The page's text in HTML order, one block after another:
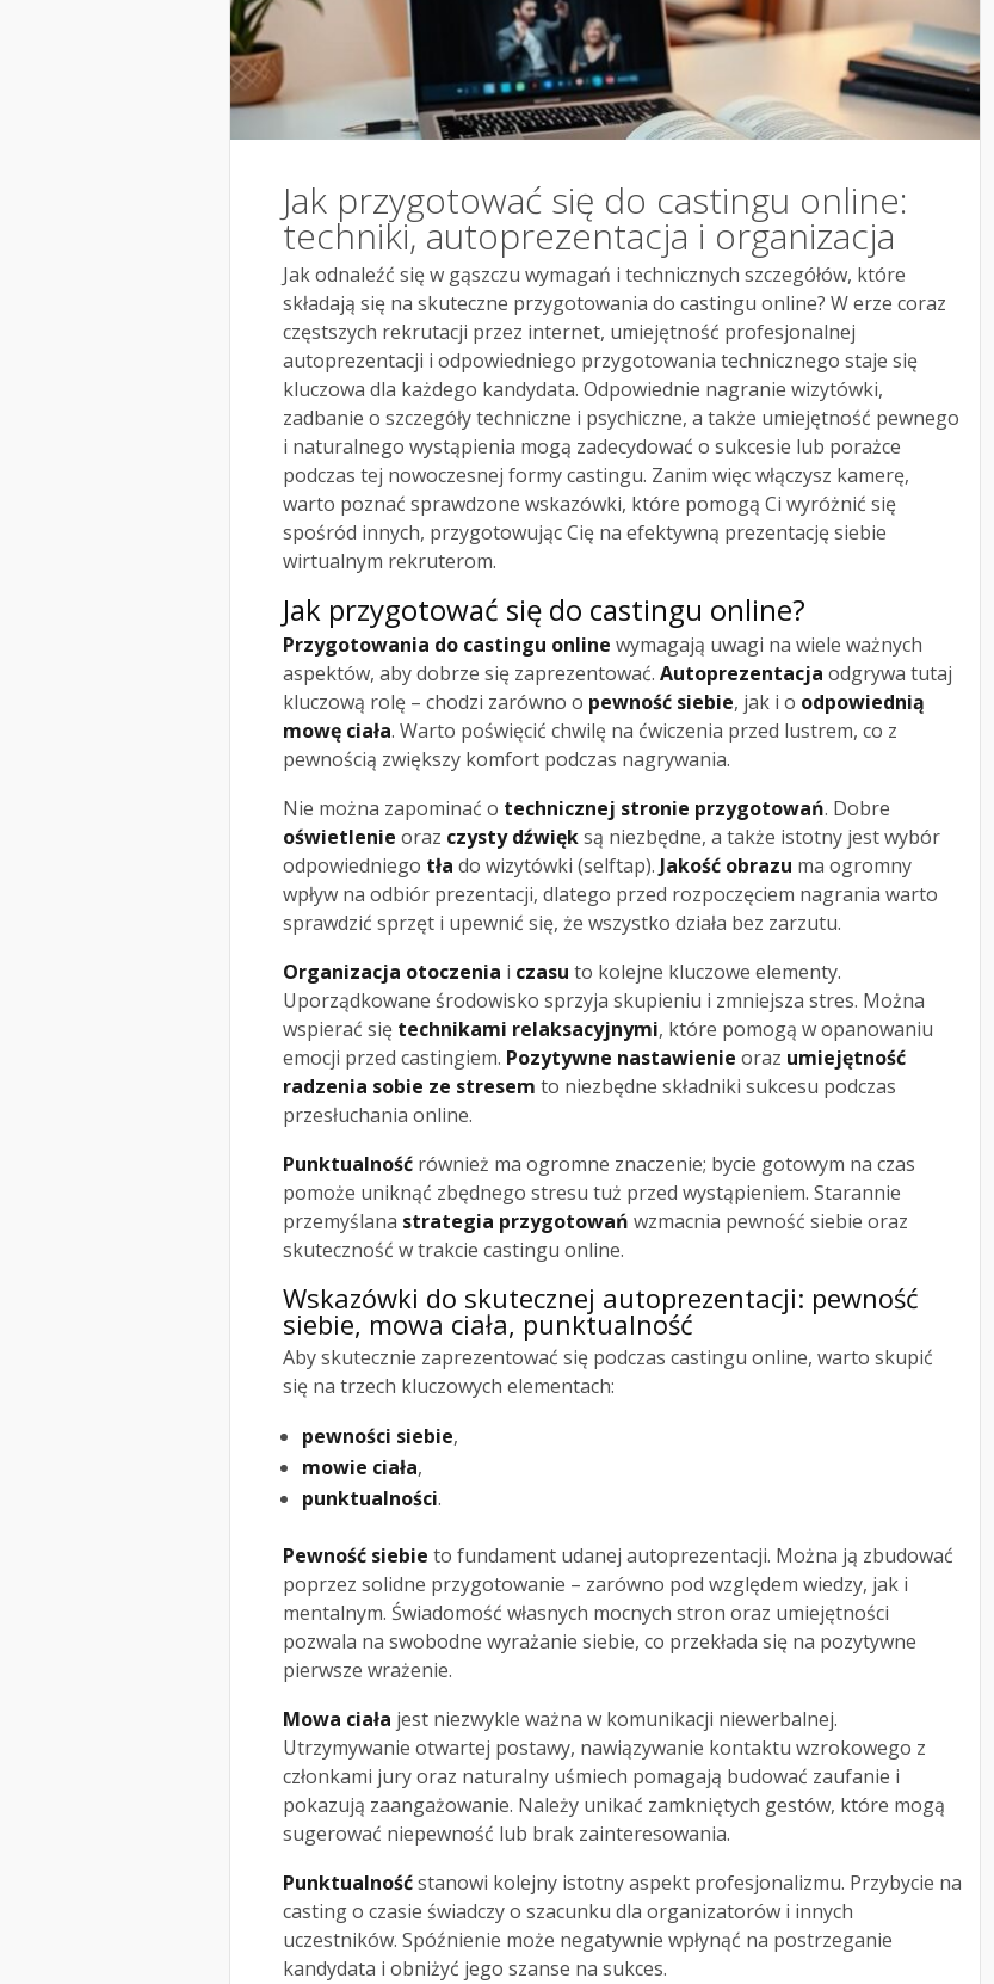
Jak przygotować się do castingu online:
techniki, autoprezentacja i organizacja
Jak odnaleźć się w gąszczu wymagań i technicznych szczegółów, które
składają się na skuteczne przygotowania do castingu online? W erze coraz
częstszych rekrutacji przez internet, umiejętność profesjonalnej
autoprezentacji i odpowiedniego przygotowania technicznego staje się
kluczowa dla każdego kandydata. Odpowiednie nagranie wizytówki,
zadbanie o szczegóły techniczne i psychiczne, a także umiejętność pewnego
i naturalnego wystąpienia mogą zadecydować o sukcesie lub porażce
podczas tej nowoczesnej formy castingu. Zanim więc włączysz kamerę,
warto poznać sprawdzone wskazówki, które pomogą Ci wyróżnić się
spośród innych, przygotowując Cię na efektywną prezentację siebie
wirtualnym rekruterom.
Jak przygotować się do castingu online?
Przygotowania do castingu online wymagają uwagi na wiele ważnych
aspektów, aby dobrze się zaprezentować. Autoprezentacja odgrywa tutaj
kluczową rolę – chodzi zarówno o pewność siebie, jak i o odpowiednią
mowę ciała. Warto poświęcić chwilę na ćwiczenia przed lustrem, co z
pewnością zwiększy komfort podczas nagrywania.
Nie można zapominać o technicznej stronie przygotowań. Dobre
oświetlenie oraz czysty dźwięksą niezbędne, a także istotny jest wybór
odpowiedniego tła do wizytówki (selftap). Jakość obrazu ma ogromny
wpływ na odbiór prezentacji, dlatego przed rozpoczęciem nagrania warto
sprawdzić sprzęt i upewnić się, że wszystko działa bez zarzutu.
Organizacja otoczenia i czasu to kolejne kluczowe elementy.
Uporządkowane środowisko sprzyja skupieniu i zmniejsza stres. Można
wspierać się technikami relaksacyjnymi, które pomogą w opanowaniu
emocji przed castingiem. Pozytywne nastawienie oraz umiejętność
radzenia sobie ze stresem to niezbędne składniki sukcesu podczas
przesłuchania online.
Punktualność również ma ogromne znaczenie; bycie gotowym na czas
pomoże uniknąć zbędnego stresu tuż przed wystąpieniem. Starannie
przemyślana strategia przygotowań wzmacnia pewność siebie oraz
skuteczność w trakcie castingu online.
Wskazówki do skutecznej autoprezentacji: pewność
siebie, mowa ciała, punktualność
Aby skutecznie zaprezentować się podczas castingu online, warto skupić
się na trzech kluczowych elementach:
pewności siebie,
mowie ciała,
punktualności.
Pewność siebie to fundament udanej autoprezentacji. Można ją zbudować
poprzez solidne przygotowanie – zarówno pod względem wiedzy, jak i
mentalnym. Świadomość własnych mocnych stron oraz umiejętności
pozwala na swobodne wyrażanie siebie, co przekłada się na pozytywne
pierwsze wrażenie.
Mowa ciała jest niezwykle ważna w komunikacji niewerbalnej.
Utrzymywanie otwartej postawy, nawiązywanie kontaktu wzrokowego z
członkami jury oraz naturalny uśmiech pomagają budować zaufanie i
pokazują zaangażowanie. Należy unikać zamkniętych gestów, które mogą
sugerować niepewność lub brak zainteresowania.
Punktualnośćstanowi kolejny istotny aspekt profesjonalizmu. Przybycie na
casting o czasie świadczy o szacunku dla organizatorów i innych
uczestników. Spóźnienie może negatywnie wpłynąć na postrzeganie
kandydata i obniżyć jego szanse na sukces.